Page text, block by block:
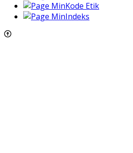
Kode Etik
Indeks